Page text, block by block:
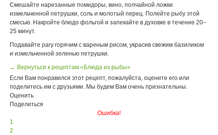
Смешайте нарезанные помидоры, вино, полчайной ложки
измельченной петрушки, соль и молотый перец. Полейте рыбу этой
смесью. Накройте блюдо фольгой и запекайте в духовке в течение 20–
25 минут.
Подавайте рагу горячим с вареным рисом, украсив свежим базиликом
и измельченной зеленью петрушки.
← Вернуться к рецептам «Блюда из рыбы»
Если Вам понравился этот рецепт, пожалуйста, оцените его или
поделитесь им с друзьями. Мы будем Вам очень признательны.
Оценить
Поделиться
Ошибка!
1
2